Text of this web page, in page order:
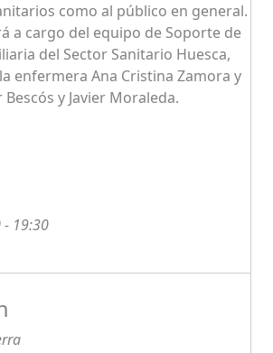
como al público en general.
a cargo del equipo de Soporte de
del Sector Sanitario Huesca,
enfermera Ana Cristina Zamora y
y Javier Moraleda.
- 19:30